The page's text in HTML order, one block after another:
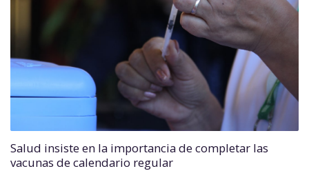
Salud insiste en la importancia de completar las
vacunas de calendario regular